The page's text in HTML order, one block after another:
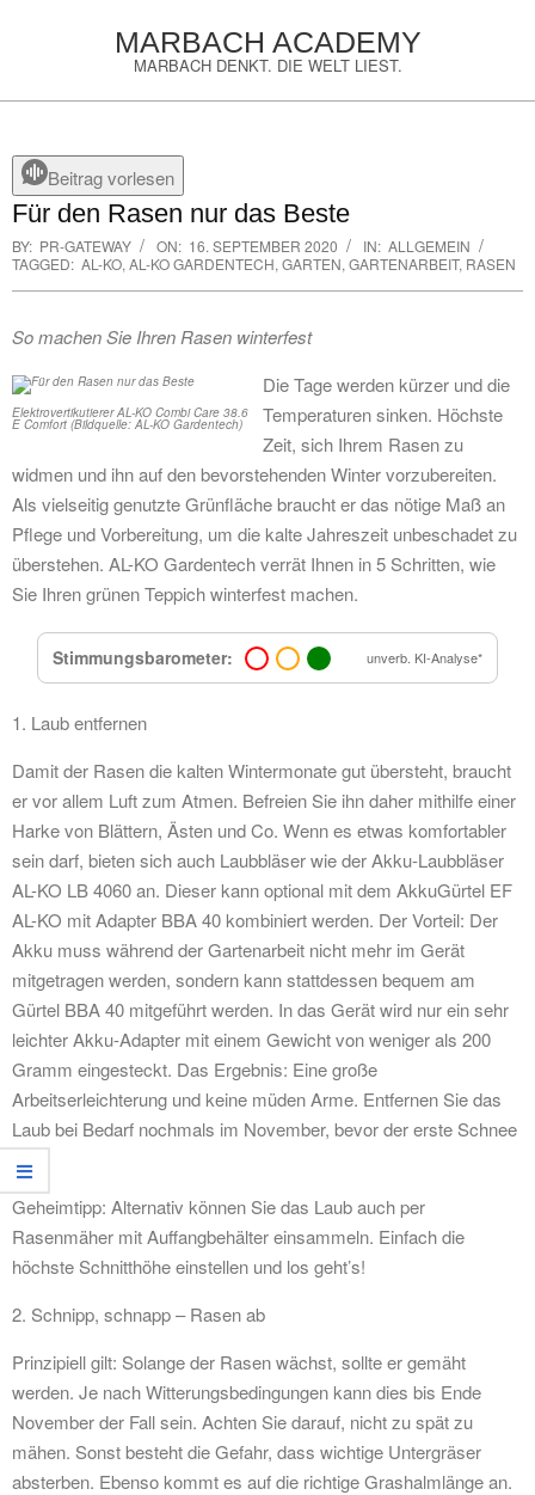
MARBACH ACADEMY
MARBACH DENKT. DIE WELT LIEST.
Menu Beitrag vorlesen
Für den Rasen nur das Beste
BY: PR-GATEWAY ON: 16. SEPTEMBER 2020 IN: ALLGEMEIN
TAGGED: AL-KO, AL-KO GARDENTECH, GARTEN, GARTENARBEIT, RASEN
So machen Sie Ihren Rasen winterfest
Elektrovertikutierer AL-KO Combi Care 38.6
E Comfort (Bildquelle: AL-KO Gardentech)
Die Tage werden kürzer und die
Temperaturen sinken. Höchste
Zeit, sich Ihrem Rasen zu
widmen und ihn auf den bevorstehenden Winter vorzubereiten.
Als vielseitig genutzte Grünfläche braucht er das nötige Maß an
Pflege und Vorbereitung, um die kalte Jahreszeit unbeschadet zu
überstehen. AL-KO Gardentech verrät Ihnen in 5 Schritten, wie
Sie Ihren grünen Teppich winterfest machen.
Stimmungsbarometer: unverb. KI-Analyse*
1. Laub entfernen
Damit der Rasen die kalten Wintermonate gut übersteht, braucht
er vor allem Luft zum Atmen. Befreien Sie ihn daher mithilfe einer
Harke von Blättern, Ästen und Co. Wenn es etwas komfortabler
sein darf, bieten sich auch Laubbläser wie der Akku-Laubbläser
AL-KO LB 4060 an. Dieser kann optional mit dem AkkuGürtel EF
AL-KO mit Adapter BBA 40 kombiniert werden. Der Vorteil: Der
Akku muss während der Gartenarbeit nicht mehr im Gerät
mitgetragen werden, sondern kann stattdessen bequem am
Gürtel BBA 40 mitgeführt werden. In das Gerät wird nur ein sehr
leichter Akku-Adapter mit einem Gewicht von weniger als 200
Gramm eingesteckt. Das Ergebnis: Eine große
Arbeitserleichterung und keine müden Arme. Entfernen Sie das
Laub bei Bedarf nochmals im November, bevor der erste Schnee
Geheimtipp: Alternativ können Sie das Laub auch per
Rasenmäher mit Auffangbehälter einsammeln. Einfach die
höchste Schnitthöhe einstellen und los geht’s!
2. Schnipp, schnapp – Rasen ab
Prinzipiell gilt: Solange der Rasen wächst, sollte er gemäht
werden. Je nach Witterungsbedingungen kann dies bis Ende
November der Fall sein. Achten Sie darauf, nicht zu spät zu
mähen. Sonst besteht die Gefahr, dass wichtige Untergräser
absterben. Ebenso kommt es auf die richtige Grashalmlänge an.